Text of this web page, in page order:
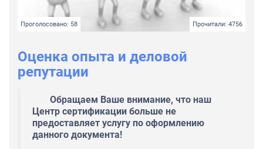
Проголосовано: 58 Прочитали: 4756
Оценка опыта и деловой
репутации
Обращаем Ваше внимание, что наш
Центр сертификации больше не
предоставляет услугу по оформлению
данного документа!